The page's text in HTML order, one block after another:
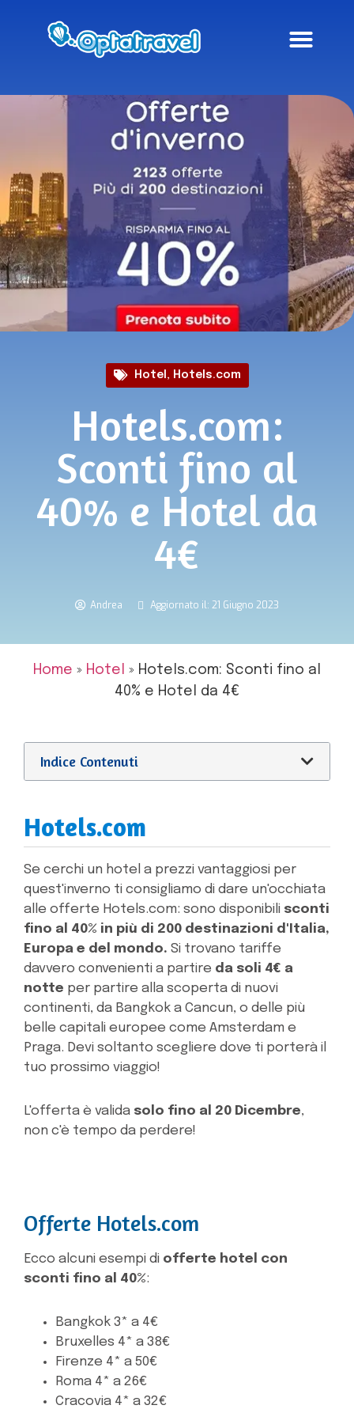
Hotel , Hotels.com
Hotels.com:
Sconti fino al
40% e Hotel da
4€
Andrea Aggiornato il: 21 Giugno 2023
Home » Hotel » Hotels.com: Sconti fino al
40% e Hotel da 4€
Indice Contenuti
Hotels.com
Se cerchi un hotel a prezzi vantaggiosi per
quest'inverno ti consigliamo di dare un'occhiata
alle offerte Hotels.com: sono disponibili sconti
fino al 40% in più di 200 destinazioni d'Italia,
Europa e del mondo. Si trovano tariffe
davvero convenienti a partire da soli 4€ a
notte per partire alla scoperta di nuovi
continenti, da Bangkok a Cancun, o delle più
belle capitali europee come Amsterdam e
Praga. Devi soltanto scegliere dove ti porterà il
tuo prossimo viaggio!
L'offerta è valida solo fino al 20 Dicembre,
non c'è tempo da perdere!
Offerte Hotels.com
Ecco alcuni esempi di offerte hotel con
sconti fino al 40%:
Bangkok 3* a 4€
Bruxelles 4* a 38€
Firenze 4* a 50€
Roma 4* a 26€
Cracovia 4* a 32€